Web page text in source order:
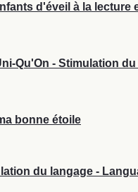
d'éveil à la lecture
Qu'On - Stimulation
bonne étoile
du langage -